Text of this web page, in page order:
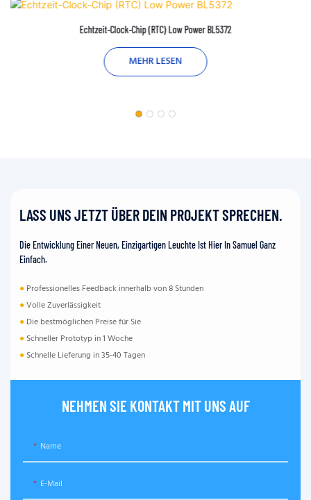
Echtzeit-Clock-Chip (RTC) Low Power BL5372
MEHR LESEN
LASS UNS JETZT ÜBER DEIN PROJEKT SPRECHEN.
Die Entwicklung Einer Neuen, Einzigartigen Leuchte Ist Hier In Samuel Ganz
Einfach.
● Professionelles Feedback innerhalb von 8 Stunden
●Volle Zuverlässigkeit
● Die bestmöglichen Preise für Sie
● Schneller Prototyp in 1 Woche
● Schnelle Lieferung in 35-40 Tagen
NEHMEN SIE KONTAKT MIT UNS AUF
Name
E-Mail